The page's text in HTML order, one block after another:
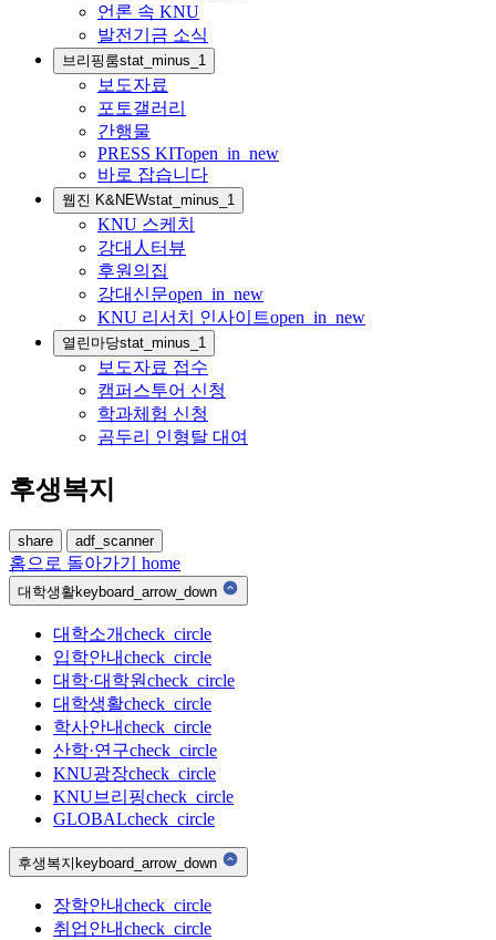
언론 속 KNU
발전기금 소식
브리핑룸stat_minus_1
보도자료
포토갤러리
간행물
PRESS KITopen_in_new
바로 잡습니다
웹진 K&NEWstat_minus_1
KNU 스케치
강대人터뷰
후원의집
강대신문open_in_new
KNU 리서치 인사이트open_in_new
열린마당stat_minus_1
보도자료 접수
캠퍼스투어 신청
학과체험 신청
곰두리 인형탈 대여
후생복지
share adf_scanner
홈으로 돌아가기 home
대학생활keyboard_arrow_down
대학소개check_circle
입학안내check_circle
대학·대학원check_circle
대학생활check_circle
학사안내check_circle
산학·연구check_circle
KNU광장check_circle
KNU브리핑check_circle
GLOBALcheck_circle
후생복지keyboard_arrow_down
장학안내check_circle
취업안내check_circle